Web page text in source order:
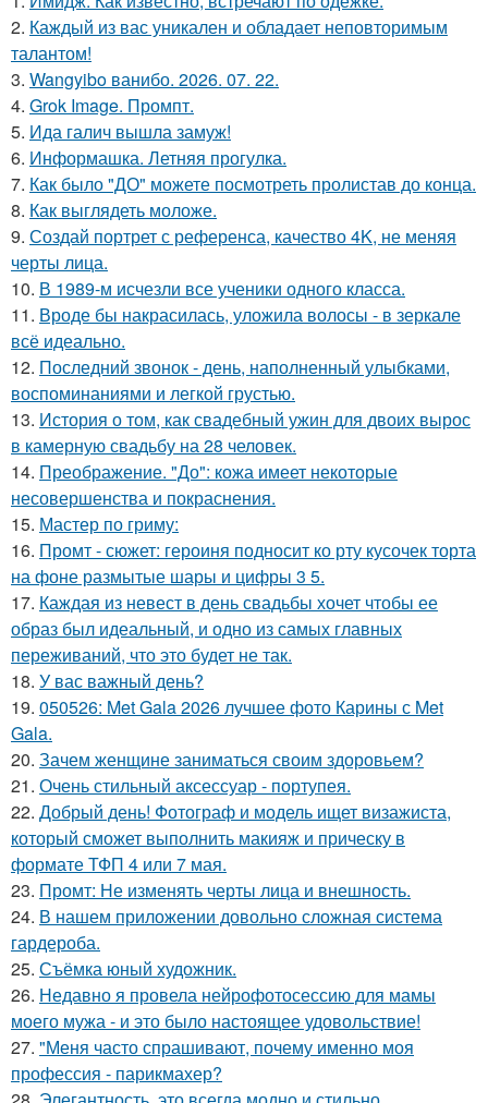
2. Каждый из вас уникален и обладает неповторимым
талантом!
3. Wangyibo ванибо. 2026. 07. 22.
4. Grok Image. Промпт.
5. Ида галич вышла замуж!
6. Информашка. Летняя прогулка.
7. Как было "ДО" можете посмотреть пролистав до конца.
8. Как выглядеть моложе.
9. Создай портрет с референса, качество 4K, не меняя
черты лица.
10. В 1989-м исчезли все ученики одного класса.
11. Вроде бы накрасилась, уложила волосы - в зеркале
всё идеально.
12. Последний звонок - день, наполненный улыбками,
воспоминаниями и легкой грустью.
13. История о том, как свадебный ужин для двоих вырос
в камерную свадьбу на 28 человек.
14. Преображение. "До": кожа имеет некоторые
несовершенства и покраснения.
15. Мастер по гриму:
16. Промт - сюжет: героиня подносит ко рту кусочек торта
на фоне размытые шары и цифры 3 5.
17. Каждая из невест в день свадьбы хочет чтобы ее
образ был идеальный, и одно из самых главных
переживаний, что это будет не так.
18. У вас важный день?
19. 050526: Met Gala 2026 лучшее фото Карины с Met
Gala.
20. Зачем женщине заниматься своим здоровьем?
21. Очень стильный аксессуар - портупея.
22. Добрый день! Фотограф и модель ищет визажиста,
который сможет выполнить макияж и прическу в
формате ТФП 4 или 7 мая.
23. Промт: Не изменять черты лица и внешность.
24. В нашем приложении довольно сложная система
гардероба.
25. Съёмка юный художник.
26. Недавно я провела нейрофотосессию для мамы
моего мужа - и это было настоящее удовольствие!
27. "Меня часто спрашивают, почему именно моя
профессия - парикмахер?